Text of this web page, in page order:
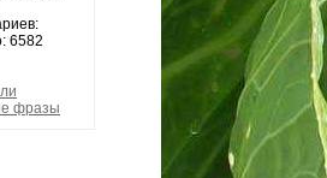
6582
фразы